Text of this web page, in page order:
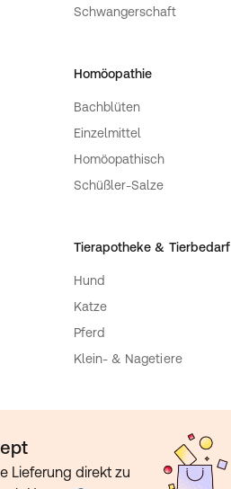
Schwangerschaft
Homöopathie
Bachblüten
Einzelmittel
Homöopathisch
Schüßler-Salze
Tierapotheke & Tierbedarf
Hund
Katze
Pferd
Klein- & Nagetiere
Lieferung direkt zu